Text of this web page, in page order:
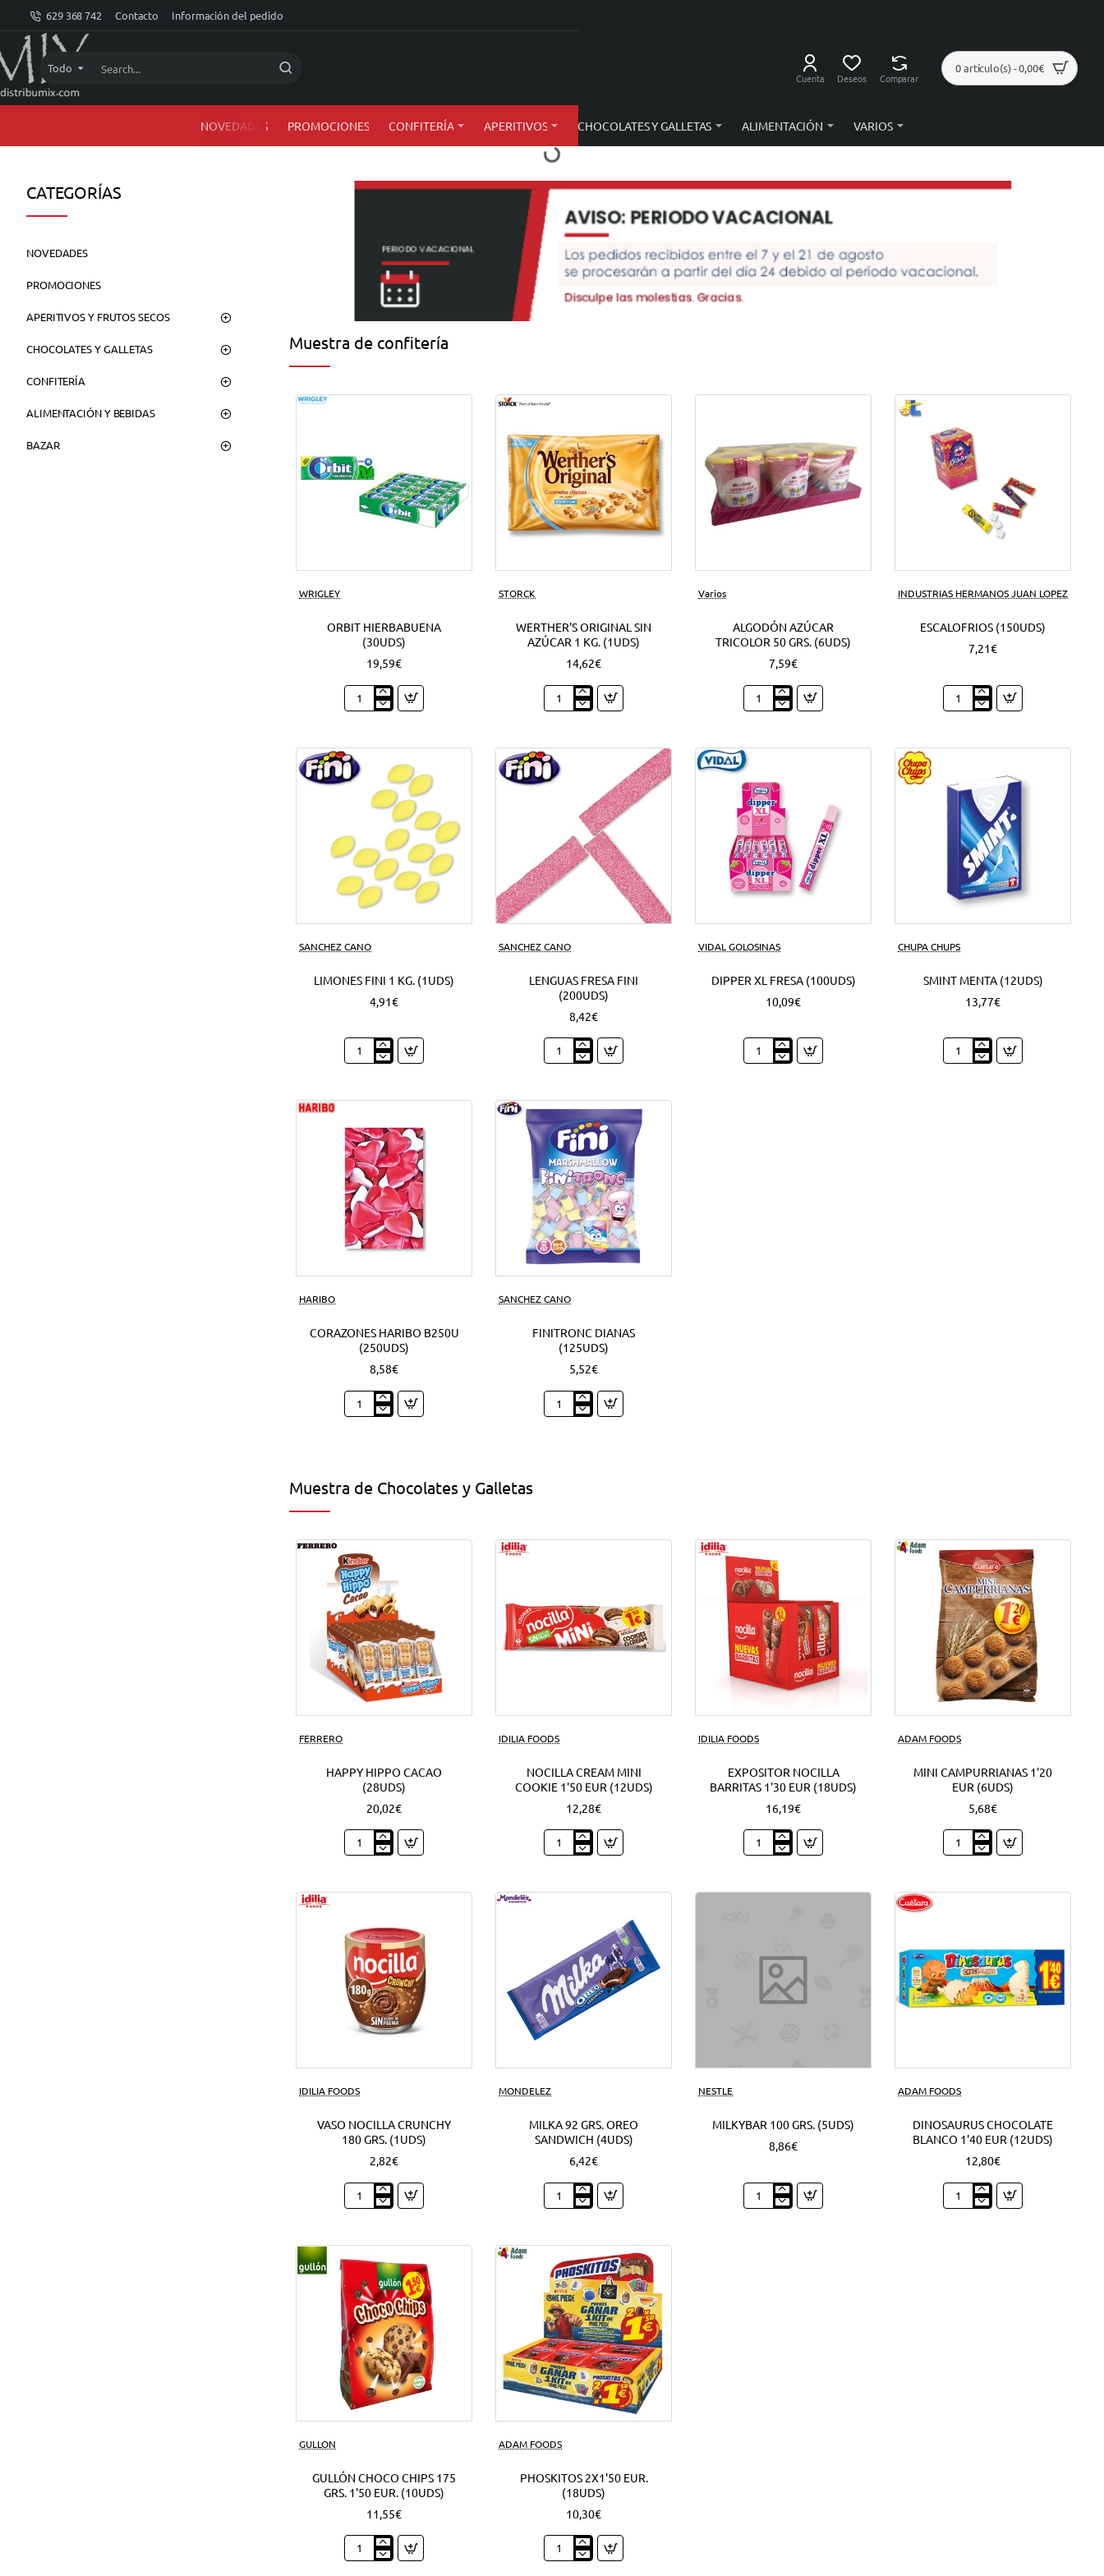
dMIX
Online
629 368 742 Contacto Información del pedido
Todo
Search... Cuenta Deseos Comparar
0 artículo(s) - 0,00€
NOVEDADES PROMOCIONES CONFITERÍA APERITIVOS CHOCOLATES Y GALLETAS ALIMENTACIÓN VARIOS
CATEGORÍAS
NOVEDADES
PROMOCIONES
APERITIVOS Y FRUTOS SECOS
CHOCOLATES Y GALLETAS
CONFITERÍA
ALIMENTACIÓN Y BEBIDAS
BAZAR
Muestra de confitería
WRIGLEY
ORBIT HIERBABUENA
(30UDS)
19,59€
Orbit
Hierbabuena
STORCK
WERTHER'S ORIGINAL SIN
AZÚCAR 1 KG. (1UDS)
14,62€
Werther's
Original
1
Kg.
(1Uds)
Varios
ALGODÓN AZÚCAR
TRICOLOR 50 GRS. (6UDS)
7,59€
Algodón
azúcar
Grs.
(6Uds)
INDUSTRIAS HERMANOS JUAN LOPEZ
ESCALOFRIOS (150UDS)
7,21€
Escalofrios
(150Uds)
SANCHEZ CANO
LIMONES FINI 1 KG. (1UDS)
4,91€
Limones
SANCHEZ CANO
LENGUAS FRESA FINI
(200UDS)
8,42€
Lenguas
VIDAL GOLOSINAS
DIPPER XL FRESA (100UDS)
10,09€
Dipper
CHUPA CHUPS
SMINT MENTA (12UDS)
13,77€
Smint
HARIBO
CORAZONES HARIBO B250U
(250UDS)
8,58€
Corazones
Haribo
SANCHEZ CANO
FINITRONC DIANAS
(125UDS)
5,52€
Finitronc
Dianas
Muestra de Chocolates y Galletas
FERRERO
HAPPY HIPPO CACAO
(28UDS)
20,02€
Happy
IDILIA FOODS
NOCILLA CREAM MINI
COOKIE 1'50 EUR (12UDS)
12,28€
Nocilla
IDILIA FOODS
EXPOSITOR NOCILLA
BARRITAS 1'30 EUR (18UDS)
16,19€
Expositor
ADAM FOODS
MINI CAMPURRIANAS 1'20
EUR (6UDS)
5,68€
Mini
IDILIA FOODS
VASO NOCILLA CRUNCHY
180 GRS. (1UDS)
2,82€
Vaso
Nocilla
(1Uds)
MONDELEZ
MILKA 92 GRS. OREO
SANDWICH (4UDS)
6,42€
Milka
92
(4Uds)
NESTLE
MILKYBAR 100 GRS. (5UDS)
8,86€
Milkybar
100
ADAM FOODS
DINOSAURUS CHOCOLATE
BLANCO 1'40 EUR (12UDS)
12,80€
Dinosaurus
Chocolate
GULLON
GULLÓN CHOCO CHIPS 175
GRS. 1'50 EUR. (10UDS)
11,55€
Gullón
ADAM FOODS
PHOSKITOS 2X1'50 EUR.
(18UDS)
10,30€
Phoskitos